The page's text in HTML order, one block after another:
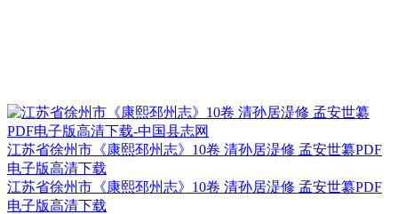
江苏省徐州市《康熙邳州志》10卷 清孙居湜修 孟安世纂PDF
电子版高清下载
江苏省徐州市《康熙邳州志》10卷 清孙居湜修 孟安世纂PDF
电子版高清下载